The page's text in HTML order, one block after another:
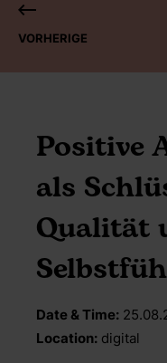
VORHERIGE
Positive
als
Qualität
Date & Time:
Location: digital